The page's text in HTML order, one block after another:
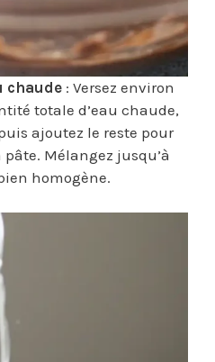
chaude : Versez environ
totale d’eau chaude,
ajoutez le reste pour
Mélangez jusqu’à
homogène.